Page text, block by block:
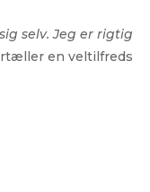
selv. Jeg er rigtig
en veltilfreds